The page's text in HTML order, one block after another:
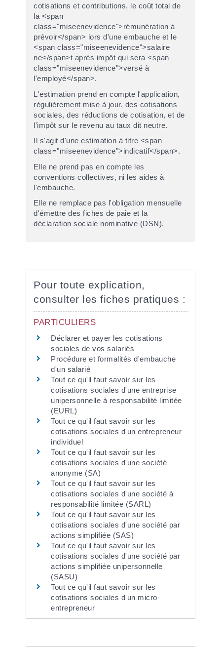
cotisations et contributions, le coût total de
la <span
class="miseenevidence">rémunération à
prévoir</span> lors d'une embauche et le
<span class="miseenevidence">salaire
ne</span>t après impôt qui sera <span
class="miseenevidence">versé à
l'employé</span>.
L'estimation prend en compte l'application,
régulièrement mise à jour, des cotisations
sociales, des réductions de cotisation, et de
l'impôt sur le revenu au taux dit neutre.
Il s'agit d'une estimation à titre <span
class="miseenevidence">indicatif</span>.
Elle ne prend pas en compte les
conventions collectives, ni les aides à
l'embauche.
Elle ne remplace pas l'obligation mensuelle
d'émettre des fiches de paie et la
déclaration sociale nominative (DSN).
Pour toute explication,
consulter les fiches pratiques :
PARTICULIERS
Déclarer et payer les cotisations
sociales de vos salariés
Procédure et formalités d'embauche
d'un salarié
Tout ce qu'il faut savoir sur les
cotisations sociales d'une entreprise
unipersonnelle à responsabilité limitée
(EURL)
Tout ce qu'il faut savoir sur les
cotisations sociales d'un entrepreneur
individuel
Tout ce qu'il faut savoir sur les
cotisations sociales d'une société
anonyme (SA)
Tout ce qu'il faut savoir sur les
cotisations sociales d'une société à
responsabilité limitée (SARL)
Tout ce qu'il faut savoir sur les
cotisations sociales d'une société par
actions simplifiée (SAS)
Tout ce qu'il faut savoir sur les
cotisations sociales d'une société par
actions simplifiée unipersonnelle
(SASU)
Tout ce qu'il faut savoir sur les
cotisations sociales d'un micro-
entrepreneur